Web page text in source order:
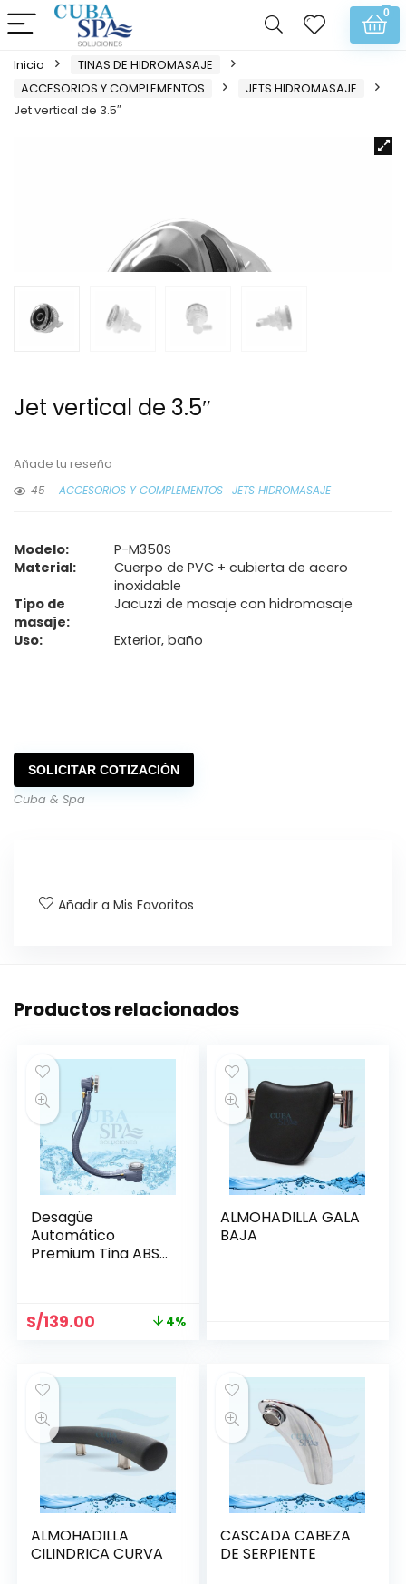
0
Inicio
TINAS DE HIDROMASAJE
ACCESORIOS Y COMPLEMENTOS
JETS HIDROMASAJE
Jet vertical de 3.5″
Jet vertical de 3.5″
Añade tu reseña
45
ACCESORIOS Y COMPLEMENTOS JETS HIDROMASAJE
Modelo:
P-M350S
Material:
Cuerpo de PVC + cubierta de acero
inoxidable
Tipo de
masaje:
Jacuzzi de masaje con hidromasaje
Uso:
Exterior, baño
SOLICITAR COTIZACIÓN
Cuba & Spa
Añadir a Mis Favoritos
Productos relacionados
Desagüe
Automático
Premium Tina ABS
S/139.00 4%
ALMOHADILLA GALA
BAJA
ALMOHADILLA
CILINDRICA CURVA
CASCADA CABEZA
DE SERPIENTE